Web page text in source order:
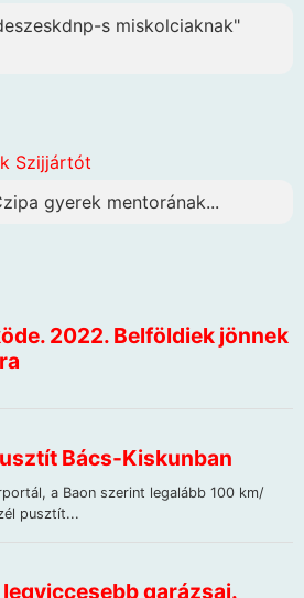
s miskolciaknak"
Szijjártót
gyerek mentorának...